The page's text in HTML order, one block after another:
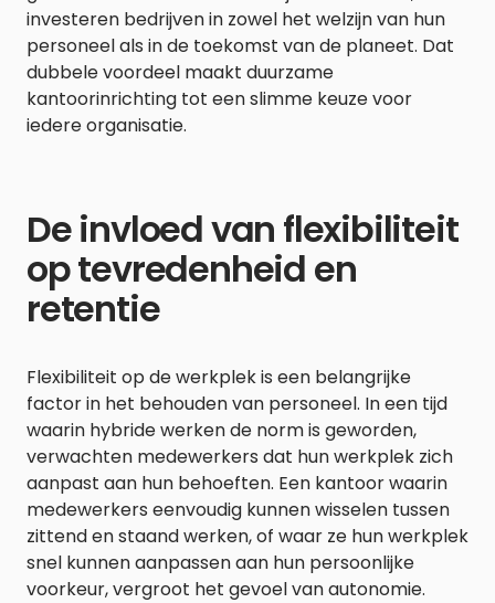
investeren bedrijven in zowel het welzijn van hun
personeel als in de toekomst van de planeet. Dat
dubbele voordeel maakt duurzame
kantoorinrichting tot een slimme keuze voor
iedere organisatie.
De invloed van flexibiliteit
op tevredenheid en
retentie
Flexibiliteit op de werkplek is een belangrijke
factor in het behouden van personeel. In een tijd
waarin hybride werken de norm is geworden,
verwachten medewerkers dat hun werkplek zich
aanpast aan hun behoeften. Een kantoor waarin
medewerkers eenvoudig kunnen wisselen tussen
zittend en staand werken, of waar ze hun werkplek
snel kunnen aanpassen aan hun persoonlijke
voorkeur, vergroot het gevoel van autonomie.